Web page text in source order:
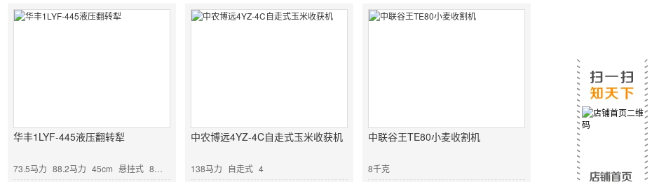
华丰1LYF-445液压翻转犁
73.5马力 88.2马力 45cm 悬挂式 8个 82厘米
中农博远4YZ-4C自走式玉米收获机
138马力 自走式 4
中联谷王TE80小麦收割机
8千克